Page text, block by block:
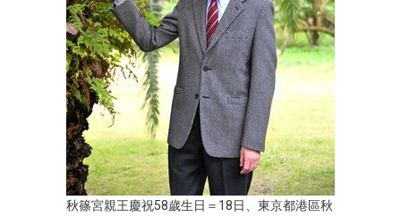
秋篠宮親王慶祝58歲生日＝18日、東京都港區秋